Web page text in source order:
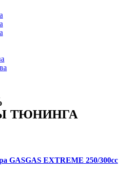
ТЮНИНГА
GASGAS EXTREME 250/300cc